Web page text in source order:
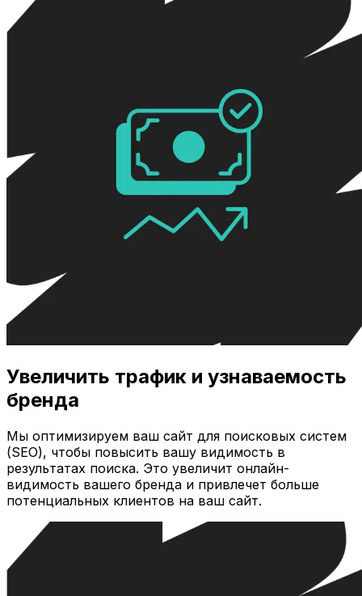
Увеличить трафик и узнаваемость
бренда
Мы оптимизируем ваш сайт для поисковых систем
(SEO), чтобы повысить вашу видимость в
результатах поиска. Это увеличит онлайн-
видимость вашего бренда и привлечет больше
потенциальных клиентов на ваш сайт.